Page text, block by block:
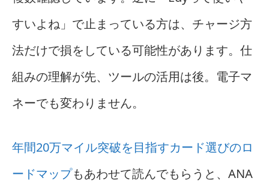
すいよね」で止まっている方は、チャージ方
法だけで損をしている可能性があります。仕
組みの理解が先、ツールの活用は後。電子マ
ネーでも変わりません。
年間20万マイル突破を目指すカード選びのロ
ードマップもあわせて読んでもらうと、ANA